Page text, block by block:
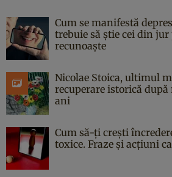
Cum se manifestă
trebuie să știe cei din jur
recunoaște
Nicolae Stoica, ultimul
recuperare istorică după
ani
Cum să-ți crești
toxice. Fraze și acțiuni